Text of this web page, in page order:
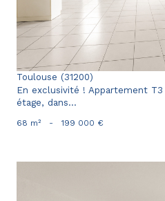
Toulouse (31200)
En exclusivité ! Appartement T3
étage, dans...
68 m² - 199 000 €